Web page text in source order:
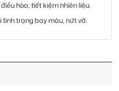
hòa, tiết kiệm nhiên liệu.
trạng bay màu, nứt vỡ.